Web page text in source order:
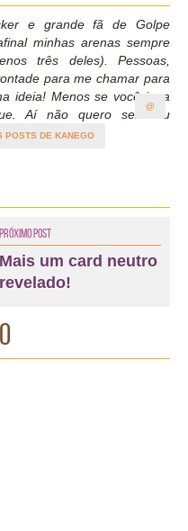
e grande fã de Golpe
minhas arenas sempre
três deles). Pessoas,
para me chamar para
ideia! Menos se você joga
Aí não quero ser seu
@
POSTS DE KANEGO
Próximo Post
Mais um card neutro
revelado!